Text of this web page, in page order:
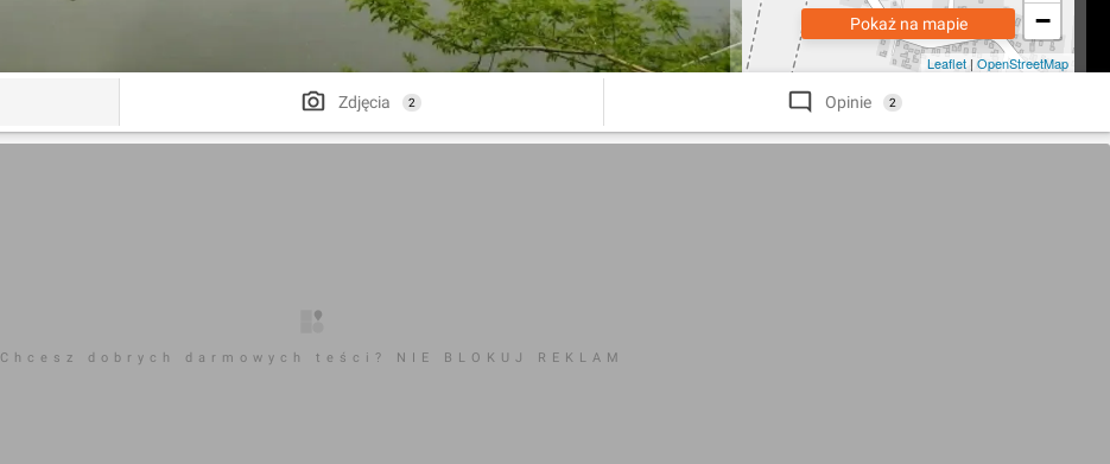
−
Leaflet | OpenStreetMap
Pokaż na mapie
Zdjęcia 2 Opinie 2
Chcesz dobrych darmowych teści? NIE BLOKUJ REKLAM